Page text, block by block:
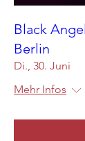
Black
Berlin
Di., 30. Juni
Mehr Infos